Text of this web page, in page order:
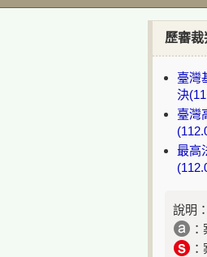
歷審裁
臺灣
決
臺灣
最高
說明：